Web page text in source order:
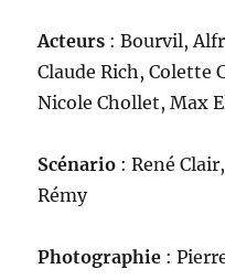
Acteurs : Bourvil,
Claude Rich, Colette
Nicole Chollet, Max
Scénario : René
Rémy
Photographie :